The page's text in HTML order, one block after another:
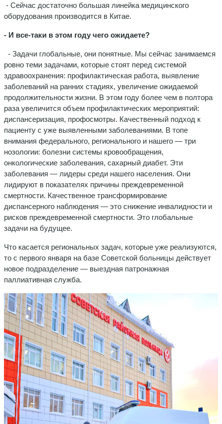
- Сейчас достаточно большая линейка медицинского
оборудования производится в Китае.
- И все-таки в этом году чего ожидаете?
- Задачи глобальные, они понятные. Мы сейчас занимаемся
ровно теми задачами, которые стоят перед системой
здравоохранения: профилактическая работа, выявление
заболеваний на ранних стадиях, увеличение ожидаемой
продолжительности жизни. В этом году более чем в полтора
раза увеличится объем профилактических мероприятий:
диспансеризация, профосмотры. Качественный подход к
пациенту с уже выявленными заболеваниями. В топе
внимания федерального, регионального и нашего — три
нозологии: болезни системы кровообращения,
онкологические заболевания, сахарный диабет. Эти
заболевания — лидеры среди нашего населения. Они
лидируют в показателях причины преждевременной
смертности. Качественное трансформирование
диспансерного наблюдения — это снижение инвалидности и
рисков преждевременной смертности. Это глобальные
задачи на будущее.
Что касается региональных задач, которые уже реализуются,
то с первого января на базе Советской больницы действует
новое подразделение — выездная патронажная
паллиативная служба.